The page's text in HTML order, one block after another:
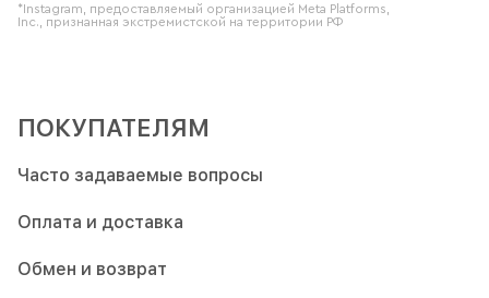
*Instagram, предоставляемый организацией Meta Platforms,
Inc., признанная экстремистской на территории РФ
ПОКУПАТЕЛЯМ
Часто задаваемые вопросы
Оплата и доставка
Обмен и возврат